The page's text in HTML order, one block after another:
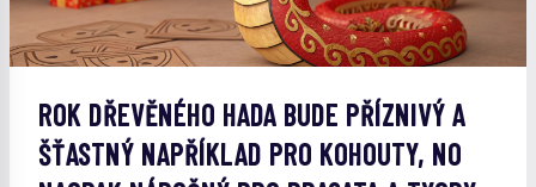
ROK DŘEVĚNÉHO HADA BUDE PŘÍZNIVÝ A
ŠŤASTNÝ NAPŘÍKLAD PRO KOHOUTY, NO